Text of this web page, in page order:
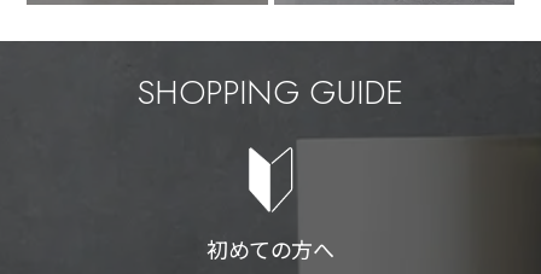
SHOPPING GUIDE
初めての方へ